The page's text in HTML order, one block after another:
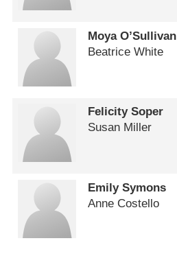
Moya O’Sullivan
Beatrice White
Felicity Soper
Susan Miller
Emily Symons
Anne Costello